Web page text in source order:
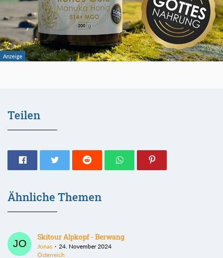
Teilen
Ähnliche Themen
Skitour Alpkopf - Berwang
Jonas
24. November 2024
Österreich